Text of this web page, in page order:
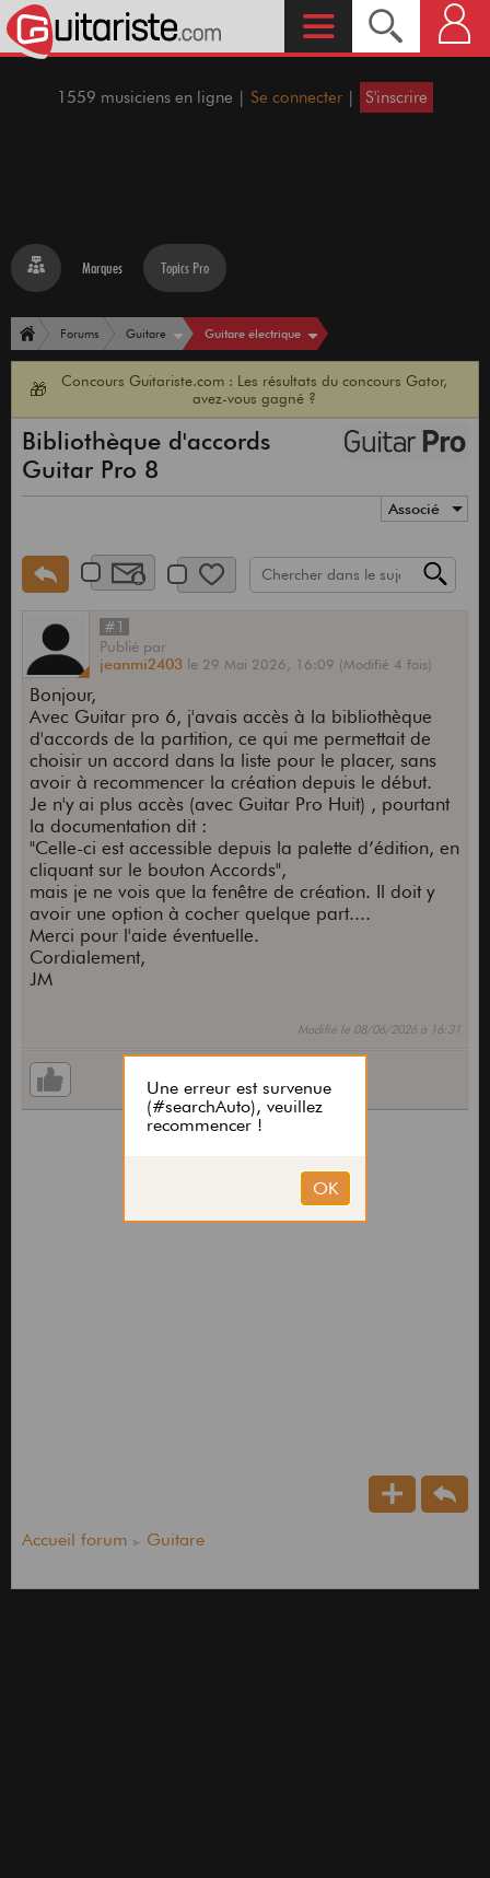
1559 musiciens en ligne | Se connecter | S'inscrire
Marques Topics Pro
Forums Guitare Guitare électrique
🎁
Concours Guitariste.com : Les résultats du concours Gator,
avez-vous gagné ?
Bibliothèque d'accords
Guitar Pro 8
Associé
#1
Publié par
jeanmi2403 le 29 Mai 2026, 16:09 (Modifié 4 fois)
Bonjour,
Avec Guitar pro 6, j'avais accès à la bibliothèque
d'accords de la partition, ce qui me permettait de
choisir un accord dans la liste pour le placer, sans
avoir à recommencer la création depuis le début.
Je n'y ai plus accès (avec Guitar Pro Huit) , pourtant
la documentation dit :
"Celle-ci est accessible depuis la palette d’édition, en
cliquant sur le bouton Accords",
mais je ne vois que la fenêtre de création. Il doit y
avoir une option à cocher quelque part....
Merci pour l'aide éventuelle.
Cordialement,
JM
Modifié le 08/06/2026 à 16:31
Accueil forum Guitare